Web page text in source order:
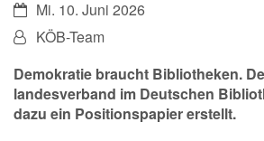
Datum:Mi. 10. Juni 2026
Von:KÖB-Team
Demokratie braucht Bibliotheken.
landesverband im Deutschen
dazu ein Positionspapier erstellt.